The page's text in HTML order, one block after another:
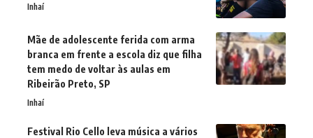
Inhaí
Mãe de adolescente ferida com arma
branca em frente a escola diz que filha
tem medo de voltar às aulas em
Ribeirão Preto, SP
Inhaí
Festival Rio Cello leva música a vários